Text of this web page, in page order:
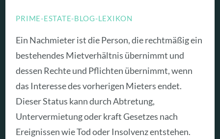
PRIME-ESTATE-BLOG-LEXIKON
Ein Nachmieter ist die Person, die rechtmäßig ein
bestehendes Mietverhältnis übernimmt und
dessen Rechte und Pflichten übernimmt, wenn
das Interesse des vorherigen Mieters endet.
Dieser Status kann durch Abtretung,
Untervermietung oder kraft Gesetzes nach
Ereignissen wie Tod oder Insolvenz entstehen.